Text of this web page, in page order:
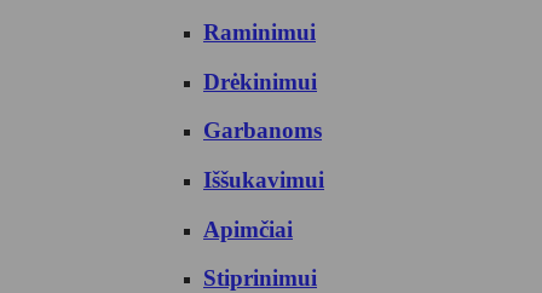
Raminimui
Drėkinimui
Garbanoms
Iššukavimui
Apimčiai
Stiprinimui